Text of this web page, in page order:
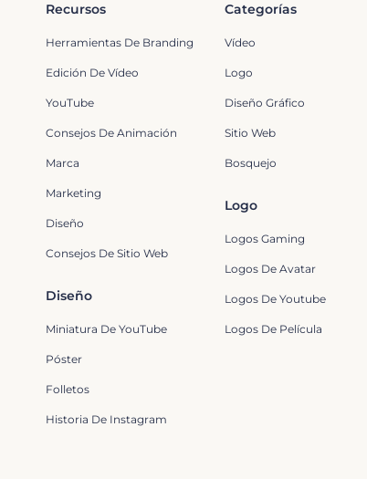
Recursos
Herramientas De Branding
Edición De Vídeo
YouTube
Consejos De Animación
Marca
Marketing
Diseño
Consejos De Sitio Web
Diseño
Miniatura De YouTube
Póster
Folletos
Historia De Instagram
Categorías
Vídeo
Logo
Diseño Gráfico
Sitio Web
Bosquejo
Logo
Logos Gaming
Logos De Avatar
Logos De Youtube
Logos De Película